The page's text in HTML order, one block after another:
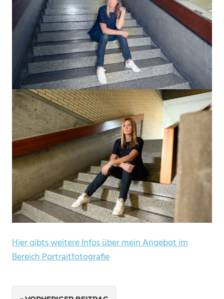
Hier gibts weitere Infos über mein Angebot im
Bereich Portraitfotografie
SCHLAGWÖRTER